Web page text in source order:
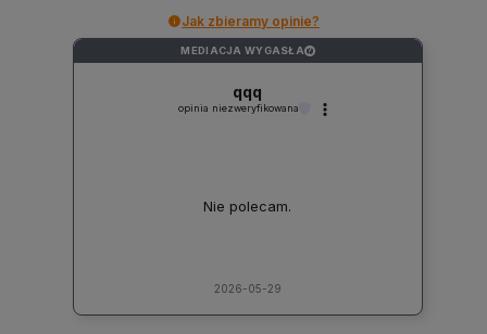
Jak zbieramy opinie?
MEDIACJA WYGASŁA ?
qqq
opinia niezweryfikowana
Nie polecam.
2026-05-29